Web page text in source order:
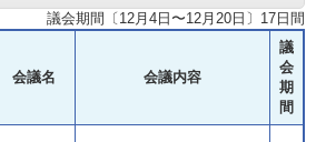
議会期間〔12月4日〜12月20日〕17日間
会議名 会議内容
議
会
期
間